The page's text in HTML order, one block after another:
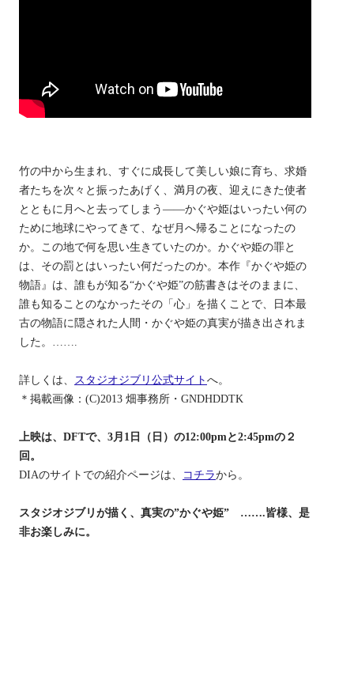
竹の中から生まれ、すぐに成長して美しい娘に育ち、求婚
者たちを次々と振ったあげく、満月の夜、迎えにきた使者
とともに月へと去ってしまう――かぐや姫はいったい何の
ために地球にやってきて、なぜ月へ帰ることになったの
か。この地で何を思い生きていたのか。かぐや姫の罪と
は、その罰とはいったい何だったのか。本作『かぐや姫の
物語』は、誰もが知る“かぐや姫”の筋書きはそのままに、
誰も知ることのなかったその「心」を描くことで、日本最
古の物語に隠された人間・かぐや姫の真実が描き出されま
した。…….
詳しくは、 スタジオジブリ公式サイト へ。
＊掲載画像：(C)2013 畑事務所・GNDHDDTK
上映は、DFTで、3月1日（日）の12:00pmと2:45pmの２
回。
DIAのサイトでの紹介ページは、
コチラから。
スタジオジブリが描く、真実の”かぐや姫” …….皆様、是
非お楽しみに。